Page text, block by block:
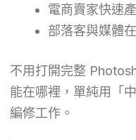
電商賣家快速
部落客與媒體
不用打開完整
能在哪裡，單純用「
編修工作。